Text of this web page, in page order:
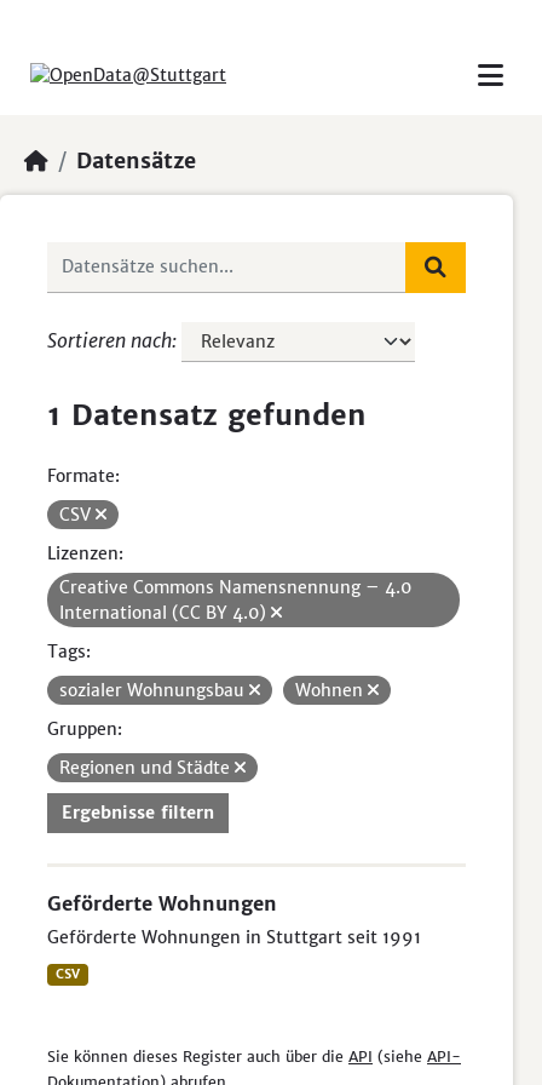
Datensätze
Sortieren nach
1 Datensatz gefunden
Formate:
CSV
Lizenzen:
Creative Commons Namensnennung – 4.0
International (CC BY 4.0)
Tags:
sozialer Wohnungsbau
Wohnen
Gruppen:
Regionen und Städte
Ergebnisse filtern
Geförderte Wohnungen
Geförderte Wohnungen in Stuttgart seit 1991
CSV
Sie können dieses Register auch über die API (siehe API-